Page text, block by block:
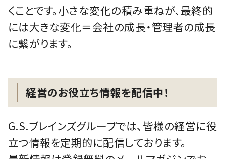
くことです。小さな変化の積み重ねが、最終的
には大きな変化＝会社の成長・管理者の成長
に繋がります。
経営のお役立ち情報を配信中！
G.S.ブレインズグループでは、皆様の経営に役
立つ情報を定期的に配信しております。